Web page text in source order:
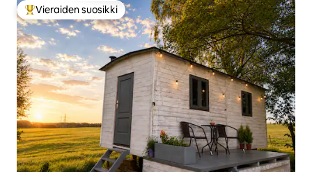
Vieraiden suosikkien parhaimmistoa
Vieraiden suosikki